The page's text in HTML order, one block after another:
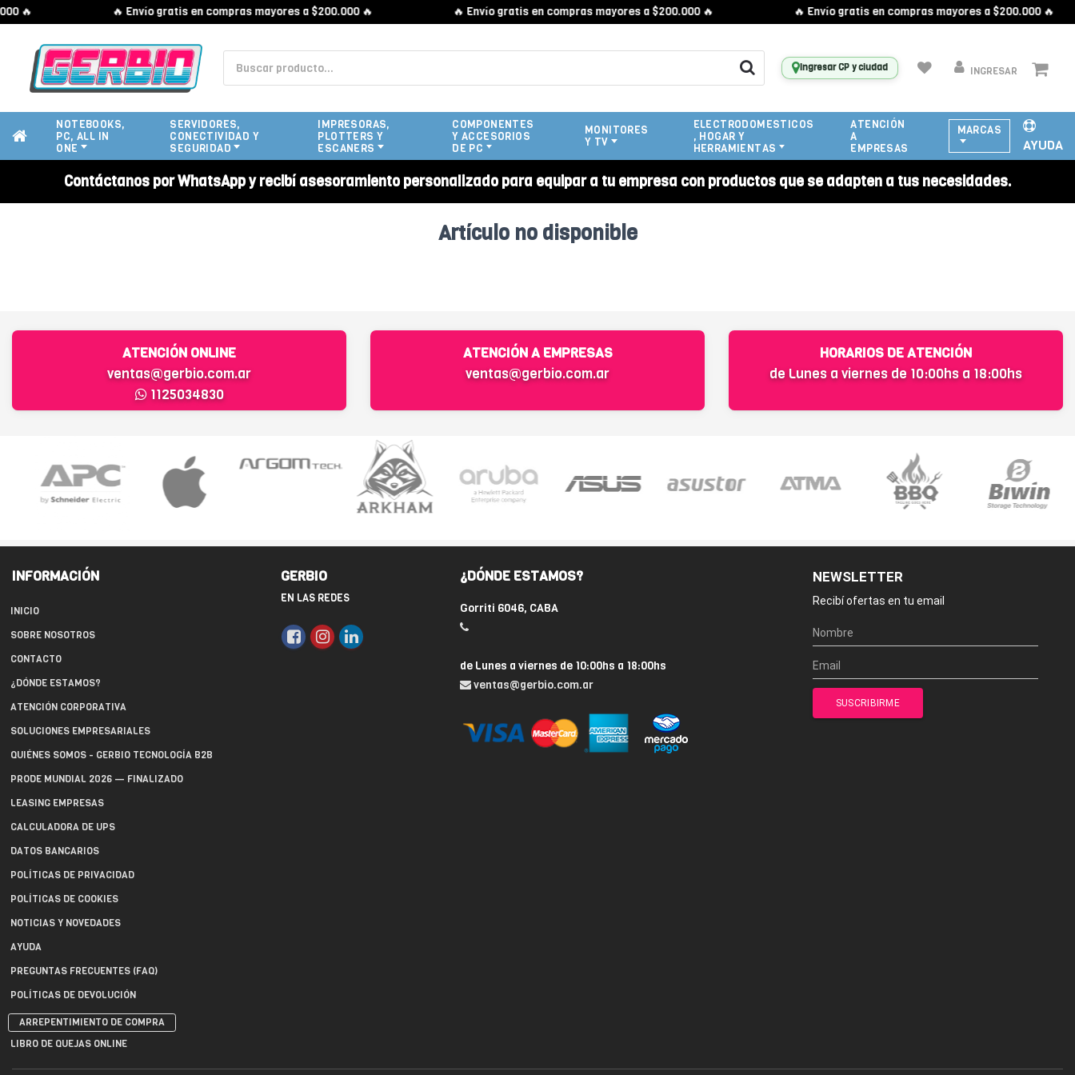
🔥 🔥 Envío gratis en compras mayores a $200.000 🔥 🔥 Envío gratis en compras mayores a $200.000 🔥 🔥 Envío gratis en compras mayores a $200.000 🔥
Ingresar CP y ciudad INGRESAR
NOTEBOOKS,
PC, ALL IN
ONE
SERVIDORES,
CONECTIVIDAD Y
SEGURIDAD
IMPRESORAS,
PLOTTERS Y
ESCANERS
COMPONENTES
Y ACCESORIOS
DE PC
MONITORES
Y TV
ELECTRODOMESTICOS
, HOGAR Y
HERRAMIENTAS
ATENCIÓN
A
EMPRESAS
MARCAS
AYUDA
Contáctanos por WhatsApp y recibí asesoramiento personalizado para equipar a tu empresa con productos que se adapten a tus necesidades.
Artículo no disponible
ATENCIÓN ONLINE
ventas@gerbio.com.ar
1125034830
ATENCIÓN A EMPRESAS
ventas@gerbio.com.ar
HORARIOS DE ATENCIÓN
de Lunes a viernes de 10:00hs a 18:00hs
INFORMACIÓN
INICIO
SOBRE NOSOTROS
CONTACTO
¿DÓNDE ESTAMOS?
ATENCIÓN CORPORATIVA
SOLUCIONES EMPRESARIALES
QUIÉNES SOMOS - GERBIO TECNOLOGÍA B2B
PRODE MUNDIAL 2026 — FINALIZADO
LEASING EMPRESAS
CALCULADORA DE UPS
DATOS BANCARIOS
POLÍTICAS DE PRIVACIDAD
POLÍTICAS DE COOKIES
NOTICIAS Y NOVEDADES
AYUDA
PREGUNTAS FRECUENTES (FAQ)
POLÍTICAS DE DEVOLUCIÓN
ARREPENTIMIENTO DE COMPRA
LIBRO DE QUEJAS ONLINE
GERBIO
EN LAS REDES
¿DÓNDE ESTAMOS?
Gorriti 6046, CABA
de Lunes a viernes de 10:00hs a 18:00hs
ventas@gerbio.com.ar
NEWSLETTER
Recibí ofertas en tu email